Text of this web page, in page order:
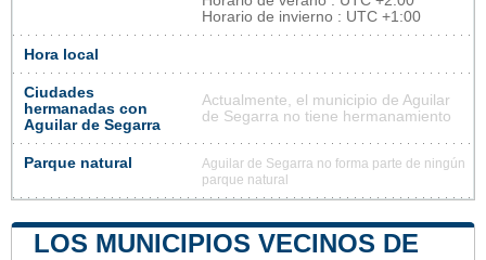
Horario de invierno : UTC +1:00
Hora local
Ciudades
hermanadas con
Aguilar de Segarra
Actualmente, el municipio de Aguilar
de Segarra no tiene hermanamiento
Parque natural
Aguilar de Segarra no forma parte de ningún
parque natural
LOS MUNICIPIOS VECINOS DE